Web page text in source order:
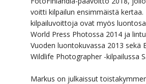
voitti kilpailun ensimmäistä kertaa.
kilpailuvoittoja ovat myös
World Press Photossa 2014 ja
Vuoden luontokuvassa 2013 sekä
Wildlife Photographer -kilpailussa
Markus on julkaissut